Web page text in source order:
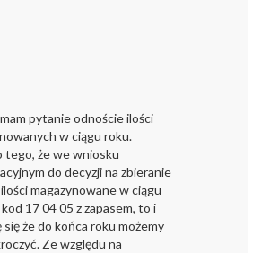
pytanie odnoście ilości
w ciągu roku.
tego, że we wniosku
do decyzji na zbieranie
magazynowane w ciągu
17 04 05 z zapasem, to i
się że do końca roku możemy
Ze względu na